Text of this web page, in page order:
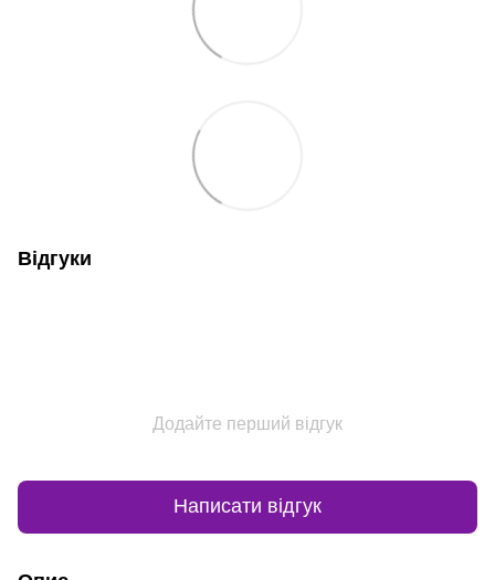
Відгуки
Додайте перший відгук
Написати відгук